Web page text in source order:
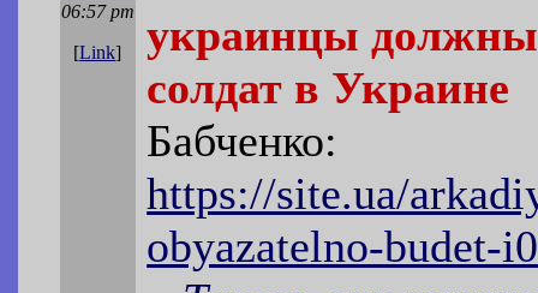
06:57 pm
[Link]
украинцы должны
солдат в Украине
Бабченко:
https://site.ua/
obyazatelno-budet-